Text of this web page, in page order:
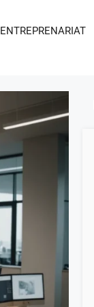
ENTREPRENARIAT